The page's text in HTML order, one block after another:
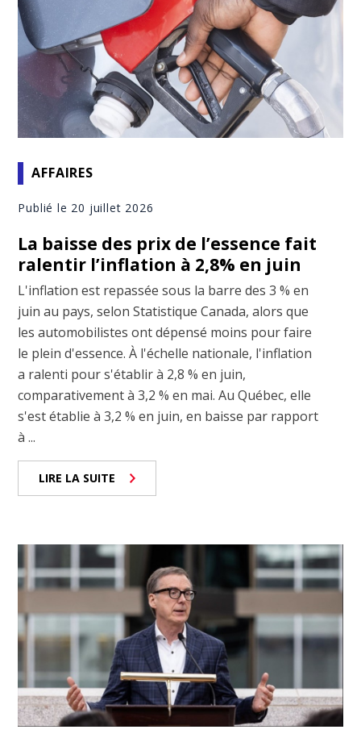
AFFAIRES
Publié le 20 juillet 2026
La baisse des prix de l’essence fait
ralentir l’inflation à 2,8% en juin
L'inflation est repassée sous la barre des 3 % en
juin au pays, selon Statistique Canada, alors que
les automobilistes ont dépensé moins pour faire
le plein d'essence. À l'échelle nationale, l'inflation
a ralenti pour s'établir à 2,8 % en juin,
comparativement à 3,2 % en mai. Au Québec, elle
s'est établie à 3,2 % en juin, en baisse par rapport
à ...
LIRE LA SUITE